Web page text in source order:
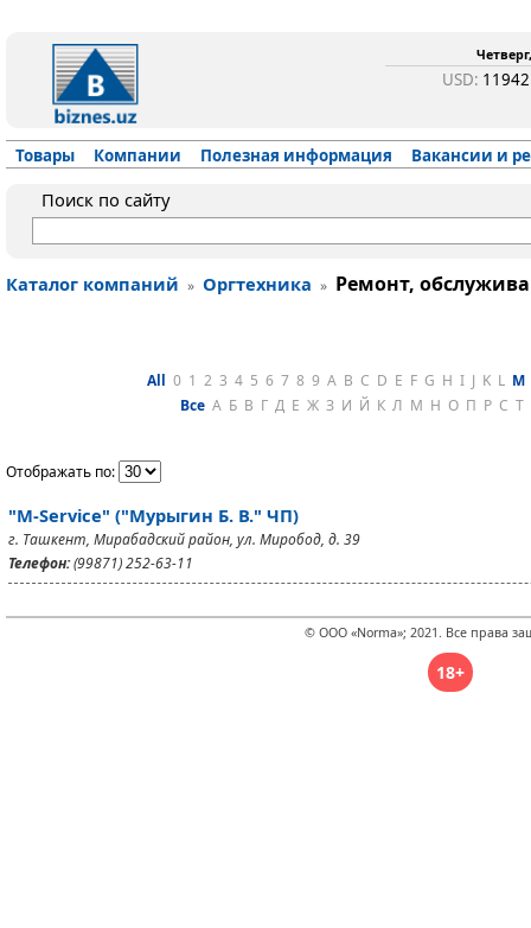
USD:
Товары Компании Полезная информация Вакансии и
Поиск по сайту
Каталог компаний » Оргтехника » Ремонт,
All 0 1 2 3 4 5 6 7 8 9 A B C D E F G H I J K L M
Все А Б В Г Д Е Ж З И Й К Л М Н О П Р С Т
Отображать по:
"M-Service" ("Мурыгин Б. В." ЧП)
г. Ташкент, Мирабадский район, ул. Миробод, д. 39
Телефон:(99871) 252-63-11
© ООО «Norma»; 2021. Все права
18+